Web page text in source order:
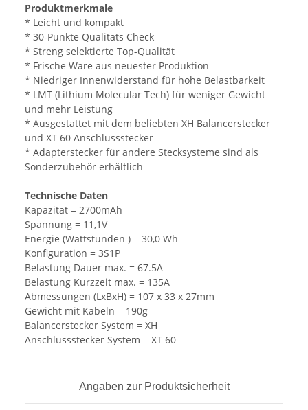
Produktmerkmale
* Leicht und kompakt
* 30-Punkte Qualitäts Check
* Streng selektierte Top-Qualität
* Frische Ware aus neuester Produktion
* Niedriger Innenwiderstand für hohe Belastbarkeit
* LMT (Lithium Molecular Tech) für weniger Gewicht
und mehr Leistung
* Ausgestattet mit dem beliebten XH Balancerstecker
und XT 60 Anschlussstecker
* Adapterstecker für andere Stecksysteme sind als
Sonderzubehör erhältlich
Technische Daten
Kapazität = 2700mAh
Spannung = 11,1V
Energie (Wattstunden ) = 30,0 Wh
Konfiguration = 3S1P
Belastung Dauer max. = 67.5A
Belastung Kurzzeit max. = 135A
Abmessungen (LxBxH) = 107 x 33 x 27mm
Gewicht mit Kabeln = 190g
Balancerstecker System = XH
Anschlussstecker System = XT 60
Angaben zur Produktsicherheit